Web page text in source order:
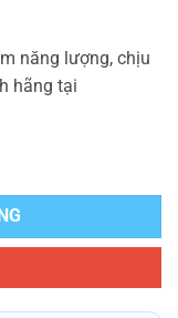
năng lượng, chịu
hãng tại
Lượng & Bền Bỉ số